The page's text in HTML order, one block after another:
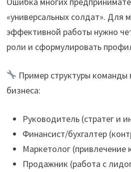
«универсальных солдат». Для
эффективной работы нужно
роли и сформулировать
Пример структуры команды
бизнеса:
Руководитель (стратег и
Финансист/бухгалтер
Маркетолог (привлечение
Продажник (работа с